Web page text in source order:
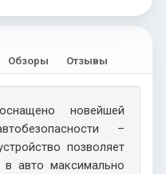
Обзоры Отзывы
новейшей
–
позволяет
авто максимально